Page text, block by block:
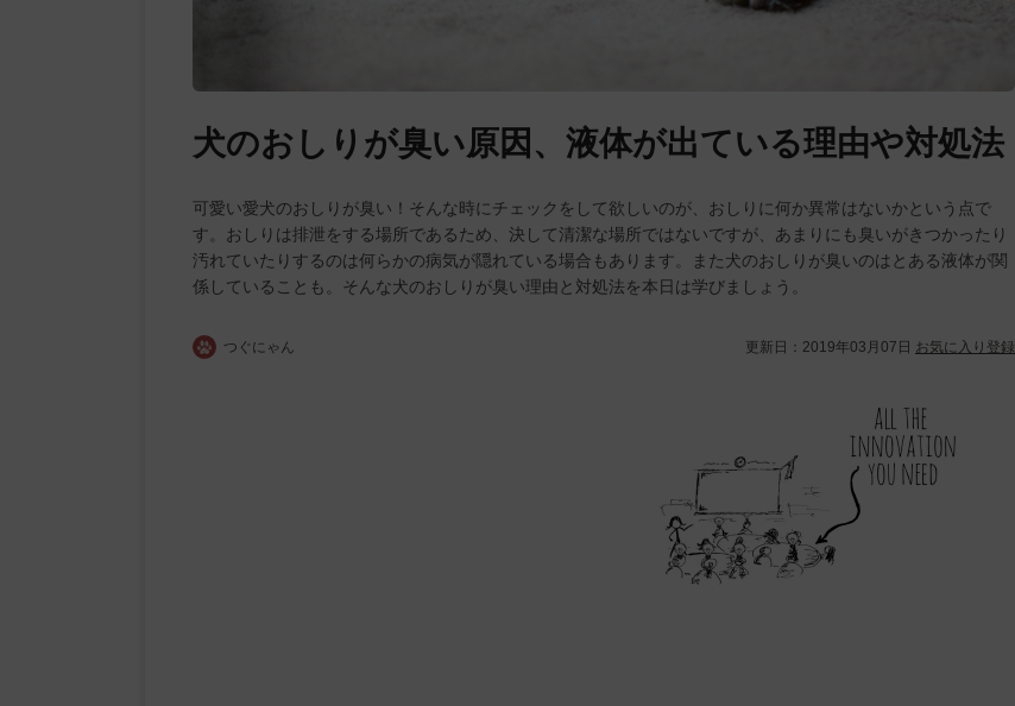
犬のおしりが臭い原因、液体が出ている理由や対処法
可愛い愛犬のおしりが臭い！そんな時にチェックをして欲しいのが、おしりに何か異常はないかという点で
す。おしりは排泄をする場所であるため、決して清潔な場所ではないですが、あまりにも臭いがきつかったり
汚れていたりするのは何らかの病気が隠れている場合もあります。また犬のおしりが臭いのはとある液体が関
係していることも。そんな犬のおしりが臭い理由と対処法を本日は学びましょう。
つぐにゃん 更新日： 2019年03月07日 お気に入り登録